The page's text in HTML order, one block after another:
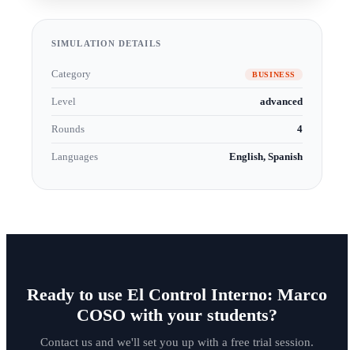
SIMULATION DETAILS
Category BUSINESS
Level advanced
Rounds 4
Languages English, Spanish
Ready to use El Control Interno: Marco
COSO with your students?
Contact us and we'll set you up with a free trial session.